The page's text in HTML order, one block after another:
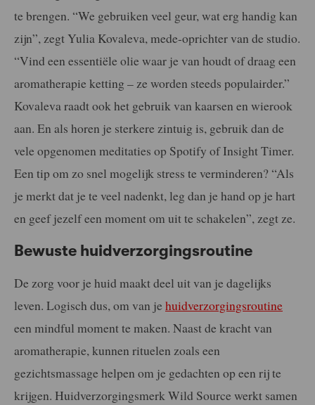
te brengen. “We gebruiken veel geur, wat erg handig kan
zijn”, zegt Yulia Kovaleva, mede-oprichter van de studio.
“Vind een essentiële olie waar je van houdt of draag een
aromatherapie ketting – ze worden steeds populairder.”
Kovaleva raadt ook het gebruik van kaarsen en wierook
aan. En als horen je sterkere zintuig is, gebruik dan de
vele opgenomen meditaties op Spotify of Insight Timer.
Een tip om zo snel mogelijk stress te verminderen? “Als
je merkt dat je te veel nadenkt, leg dan je hand op je hart
en geef jezelf een moment om uit te schakelen”, zegt ze.
Bewuste huidverzorgingsroutine
De zorg voor je huid maakt deel uit van je dagelijks
leven. Logisch dus, om van je huidverzorgingsroutine
een mindful moment te maken. Naast de kracht van
aromatherapie, kunnen rituelen zoals een
gezichtsmassage helpen om je gedachten op een rij te
krijgen. Huidverzorgingsmerk Wild Source werkt samen